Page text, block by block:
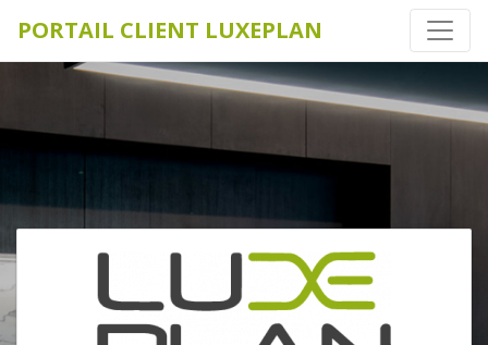
PORTAIL CLIENT LUXEPLAN